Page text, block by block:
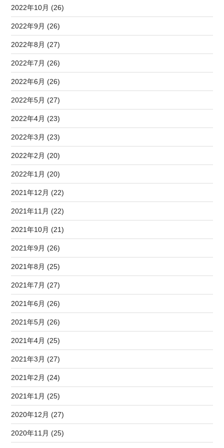
2022年10月 (26)
2022年9月 (26)
2022年8月 (27)
2022年7月 (26)
2022年6月 (26)
2022年5月 (27)
2022年4月 (23)
2022年3月 (23)
2022年2月 (20)
2022年1月 (20)
2021年12月 (22)
2021年11月 (22)
2021年10月 (21)
2021年9月 (26)
2021年8月 (25)
2021年7月 (27)
2021年6月 (26)
2021年5月 (26)
2021年4月 (25)
2021年3月 (27)
2021年2月 (24)
2021年1月 (25)
2020年12月 (27)
2020年11月 (25)